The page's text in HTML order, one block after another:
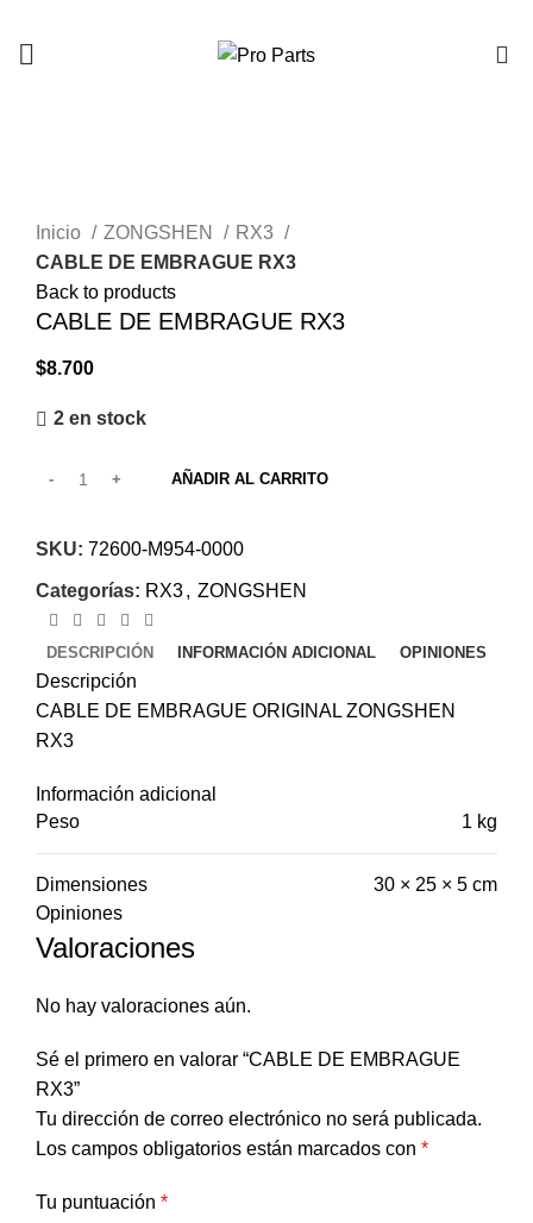
Inicio
ZONGSHEN
RX3
CABLE DE EMBRAGUE RX3
Back to products
CABLE DE EMBRAGUE RX3
$8.700
2 en stock
AÑADIR AL CARRITO
SKU: 72600-M954-0000
Categorías: RX3, ZONGSHEN
DESCRIPCIÓN INFORMACIÓN ADICIONAL OPINIONES
Descripción
CABLE DE EMBRAGUE ORIGINAL ZONGSHEN
RX3
Información adicional
Peso
1 kg
Dimensiones
30 × 25 × 5 cm
Opiniones
Valoraciones
No hay valoraciones aún.
Sé el primero en valorar “CABLE DE EMBRAGUE
RX3”
Tu dirección de correo electrónico no será publicada.
Los campos obligatorios están marcados con *
Tu puntuación *